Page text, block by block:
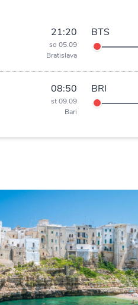
21:20
so 05.09
Bratislava
BTS
08:50
st 09.09
Bari
BRI